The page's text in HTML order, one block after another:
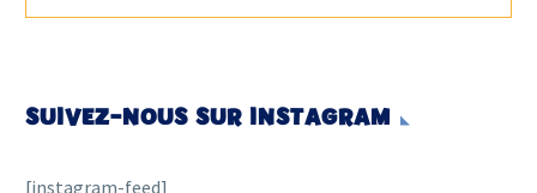
SUIVEZ-NOUS SUR INSTAGRAM
[instagram-feed]